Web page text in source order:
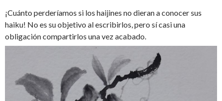
¡Cuánto perderíamos si los haijines no dieran a conocer sus
haiku! No es su objetivo al escribirlos, pero sí casi una
obligación compartirlos una vez acabado.